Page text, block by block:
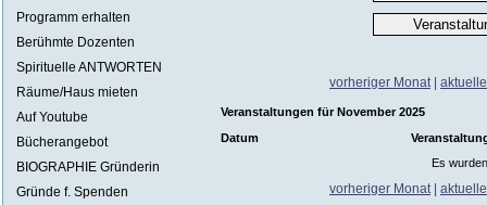
Programm erhalten
Berühmte Dozenten
Spirituelle ANTWORTEN
Räume/Haus mieten
Auf Youtube
Bücherangebot
BIOGRAPHIE Gründerin
Gründe f. Spenden
vorheriger Monat|
Veranstaltungen für November 2025
Datum
Es
vorheriger Monat|